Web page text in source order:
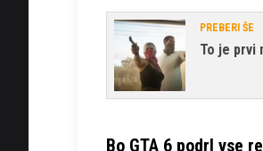
PREBERI ŠE
To je prvi
Bo GTA 6 podrl vse